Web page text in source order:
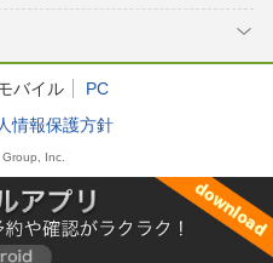
バイル
PC
情報保護方針
Inc.